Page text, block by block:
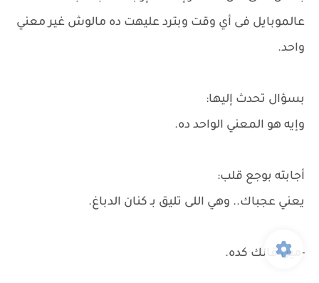
عالموبايل فى أي وقت وبترد عليهت ده مالوش غير معني
واحد.
بسؤال تحدث إليها:
وإيه هو المعني الواحد ده.
أجابته بوجع قلب:
يعني عجباك.. وهي اللى تليق بـ كنان الدباغ.
-مين قالك كده.